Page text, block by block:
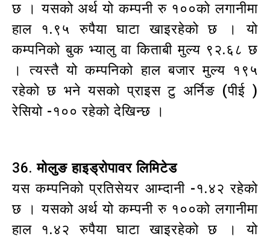
छ । यसको अर्थ यो कम्पनी रु १००को लगानीमा
हाल १.९५ रुपैया घाटा खाइरहेको छ । यो
कम्पनिको बुक भ्यालु वा किताबी मुल्य ९२.६८ छ
। त्यस्तै यो कम्पनिको हाल बजार मुल्य १९५
रहेको छ भने यसको प्राइस टु अर्निङ (पीई )
रेसियो -१०० रहेको देखिन्छ ।
36.मोलुङ हाइड्रोपावर लिमिटेड
यस कम्पनिको प्रतिसेयर आम्दानी -१.४२ रहेको
छ । यसको अर्थ यो कम्पनी रु १००को लगानीमा
हाल १.४२ रुपैया घाटा खाइरहेको छ । यो